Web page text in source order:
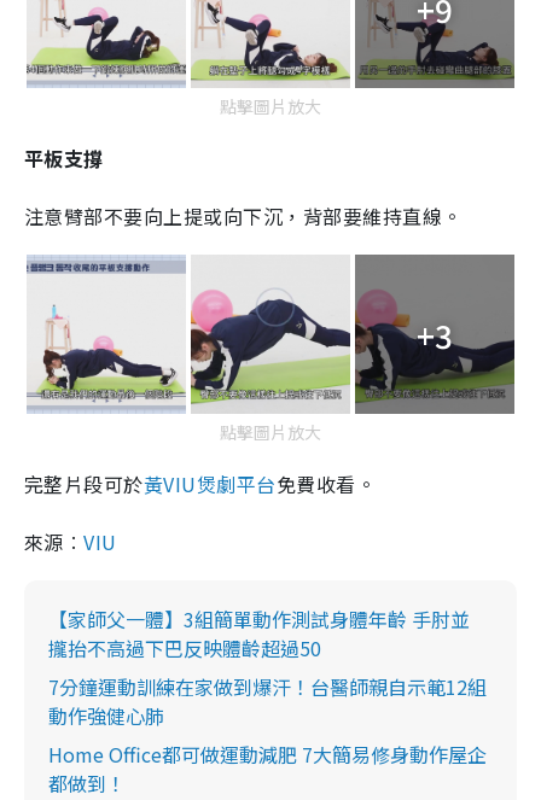
+9
點擊圖片放大
平板支撐
注意臂部不要向上提或向下沉，背部要維持直線。
+3
點擊圖片放大
完整片段可於黃VIU煲劇平台免費收看。
來源︰VIU
【家師父一體】3組簡單動作測試身體年齡 手肘並
攏抬不高過下巴反映體齡超過50
7分鐘運動訓練在家做到爆汗！台醫師親自示範12組
動作強健心肺
Home Office都可做運動減肥 7大簡易修身動作屋企
都做到！